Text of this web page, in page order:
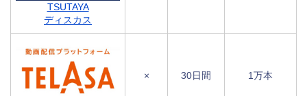
TSUTAYA
ディスカス
× 30日間 1万本